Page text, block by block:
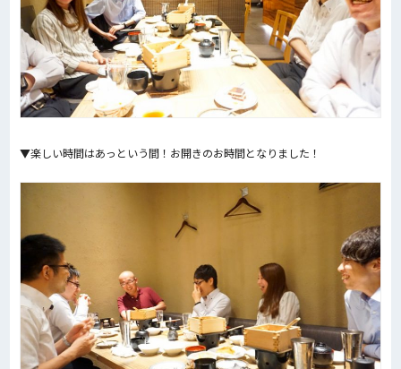
▼楽しい時間はあっという間！お開きのお時間となりました！